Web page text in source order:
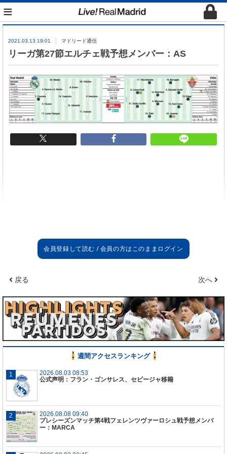
≡
2021.03.13 19:01 マドリード通信
リーガ第27節エルチェ戦予想メンバー：AS
戻る 次へ
週間アクセスランキング
2026.08.03 08:53
公式声明：フラン・ゴンサレス、セビージャ移籍
2026.08.08 09:40
プレシーズンマッチ第4戦フェレンツヴァーロシュ戦予想メンバ
ー：MARCA